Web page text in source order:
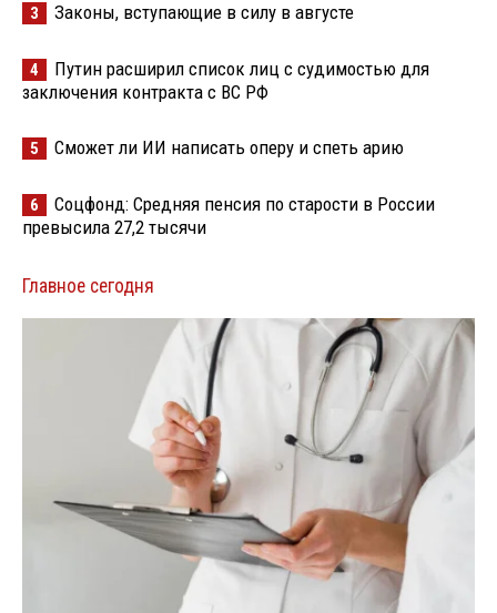
3 Законы, вступающие в силу в августе
4
Путин расширил список лиц с судимостью для
заключения контракта с ВС РФ
5 Сможет ли ИИ написать оперу и спеть арию
6
Соцфонд: Средняя пенсия по старости в России
превысила 27,2 тысячи
Главное сегодня